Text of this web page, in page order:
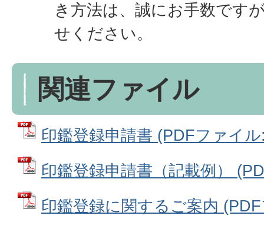
き方法は、誠にお手数です
せください。
関連ファイル
印鑑登録申請書 (PDFファイ
印鑑登録申請書（記載例）
印鑑登録に関するご案内